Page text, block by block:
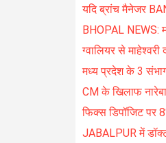
यदि ब्रांच मैनेजर
BHOPAL NEWS:
ग्वालियर से
मध्य प्रदेश के 3
CM के खिलाफ
फिक्स डिपॉजिट पर
JABALPUR में